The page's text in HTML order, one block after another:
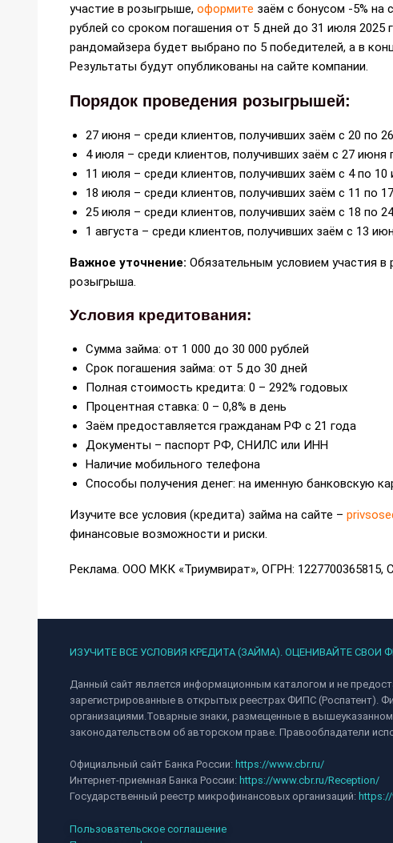
участие в розыгрыше, оформите заём с бонусом -5% на
рублей со сроком погашения от 5 дней до 31 июля
рандомайзера будет выбрано по 5 победителей, а в
Результаты будут опубликованы на сайте компании.
Порядок проведения розыгрышей:
27 июня – среди клиентов, получивших заём с 20 по
4 июля – среди клиентов, получивших заём с 27
11 июля – среди клиентов, получивших заём с 4 по
18 июля – среди клиентов, получивших заём с 11 по
25 июля – среди клиентов, получивших заём с 18 по
1 августа – среди клиентов, получивших заём с 13
Важное уточнение: Обязательным условием участия в
розыгрыша.
Условия кредитования:
Сумма займа: от 1 000 до 30 000 рублей
Срок погашения займа: от 5 до 30 дней
Полная стоимость кредита: 0 – 292% годовых
Процентная ставка: 0 – 0,8% в день
Заём предоставляется гражданам РФ с 21 года
Документы – паспорт РФ, СНИЛС или ИНН
Наличие мобильного телефона
Способы получения денег: на именную банковскую
Изучите все условия (кредита) займа на сайте –
финансовые возможности и риски.
Реклама. ООО МКК «Триумвират», ОГРН: 1227700365815,
ИЗУЧИТЕ ВСЕ УСЛОВИЯ КРЕДИТА (ЗАЙМА). ОЦЕНИВАЙТЕ СВОИ
Данный сайт является информационным каталогом и не
зарегистрированные в открытых реестрах ФИПС (Роспатент).
организациями.Товарные знаки, размещенные в
законодательством об авторском праве. Правообладатели
Официальный сайт Банка России: https://www.cbr.ru/
Интернет-приемная Банка России: https://www.cbr.ru/Reception/
Государственный реестр микрофинансовых организаций:
Пользовательское соглашение